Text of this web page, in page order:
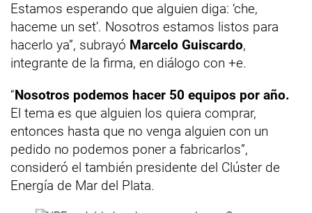
Estamos esperando que alguien diga: ‘che,
haceme un set’. Nosotros estamos listos para
hacerlo ya”, subrayó Marcelo Guiscardo,
integrante de la firma, en diálogo con +e.
“Nosotros podemos hacer 50 equipos por año.
El tema es que alguien los quiera comprar,
entonces hasta que no venga alguien con un
pedido no podemos poner a fabricarlos”,
consideró el también presidente del Clúster de
Energía de Mar del Plata.